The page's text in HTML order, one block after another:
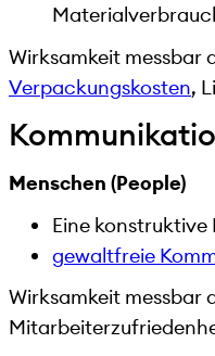
Wirksamkeit messbar
Verpackungskosten,
Menschen (People)
Eine
gewaltfreie
Wirksamkeit messbar